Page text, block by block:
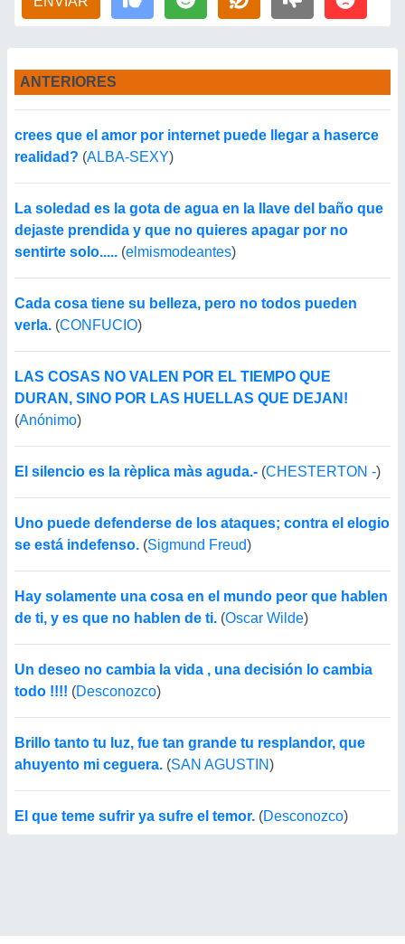
ANTERIORES
crees que el amor por internet puede llegar a haserce
realidad? (ALBA-SEXY)
La soledad es la gota de agua en la llave del baño que
dejaste prendida y que no quieres apagar por no
sentirte solo..... (elmismodeantes)
Cada cosa tiene su belleza, pero no todos pueden
verla. (CONFUCIO)
LAS COSAS NO VALEN POR EL TIEMPO QUE
DURAN, SINO POR LAS HUELLAS QUE DEJAN!
(Anónimo)
El silencio es la rèplica màs aguda.- (CHESTERTON -)
Uno puede defenderse de los ataques; contra el elogio
se está indefenso. (Sigmund Freud)
Hay solamente una cosa en el mundo peor que hablen
de ti, y es que no hablen de ti. (Oscar Wilde)
Un deseo no cambia la vida , una decisión lo cambia
todo !!!! (Desconozco)
Brillo tanto tu luz, fue tan grande tu resplandor, que
ahuyento mi ceguera. (SAN AGUSTIN)
El que teme sufrir ya sufre el temor. (Desconozco)